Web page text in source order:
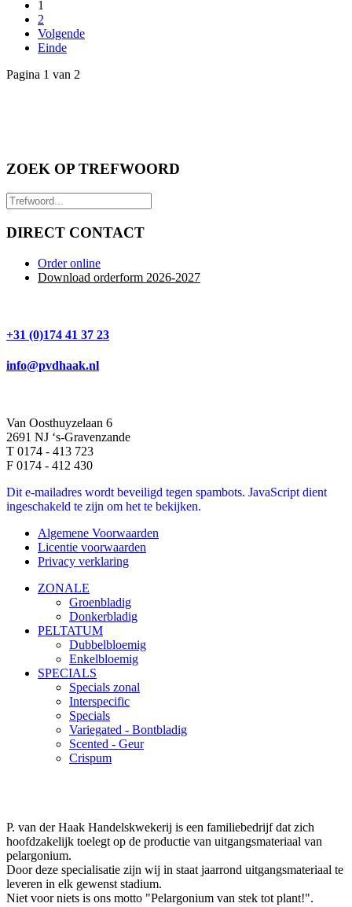
1
2
Volgende
Einde
Pagina 1 van 2
ZOEK OP TREFWOORD
DIRECT CONTACT
Order online
Download orderform 2026-2027
+31 (0)174 41 37 23
info@pvdhaak.nl
Van Oosthuyzelaan 6
2691 NJ ‘s-Gravenzande
T 0174 - 413 723
F 0174 - 412 430
Dit e-mailadres wordt beveiligd tegen spambots. JavaScript dient
ingeschakeld te zijn om het te bekijken.
Algemene Voorwaarden
Licentie voorwaarden
Privacy verklaring
ZONALE
Groenbladig
Donkerbladig
PELTATUM
Dubbelbloemig
Enkelbloemig
SPECIALS
Specials zonal
Interspecific
Specials
Variegated - Bontbladig
Scented - Geur
Crispum
P. van der Haak Handelskwekerij is een familiebedrijf dat zich
hoofdzakelijk toelegt op de productie van uitgangsmateriaal van
pelargonium.
Door deze specialisatie zijn wij in staat jaarrond uitgangsmateriaal te
leveren in elk gewenst stadium.
Niet voor niets is ons motto "Pelargonium van stek tot plant!".